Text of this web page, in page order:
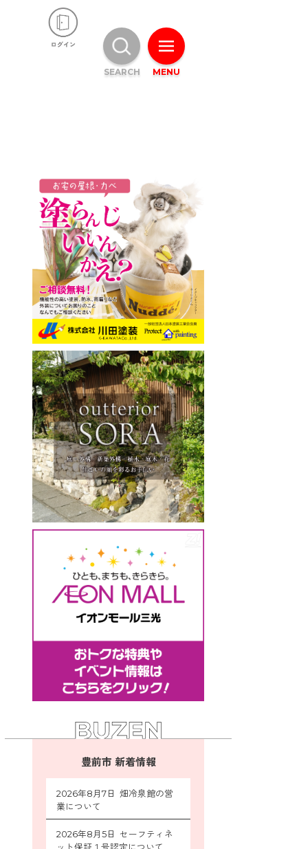
豊前市 新着情報
2026年8月7日 畑冷泉館の営
業について
2026年8月5日 セーフティネ
MENU
SEARCH